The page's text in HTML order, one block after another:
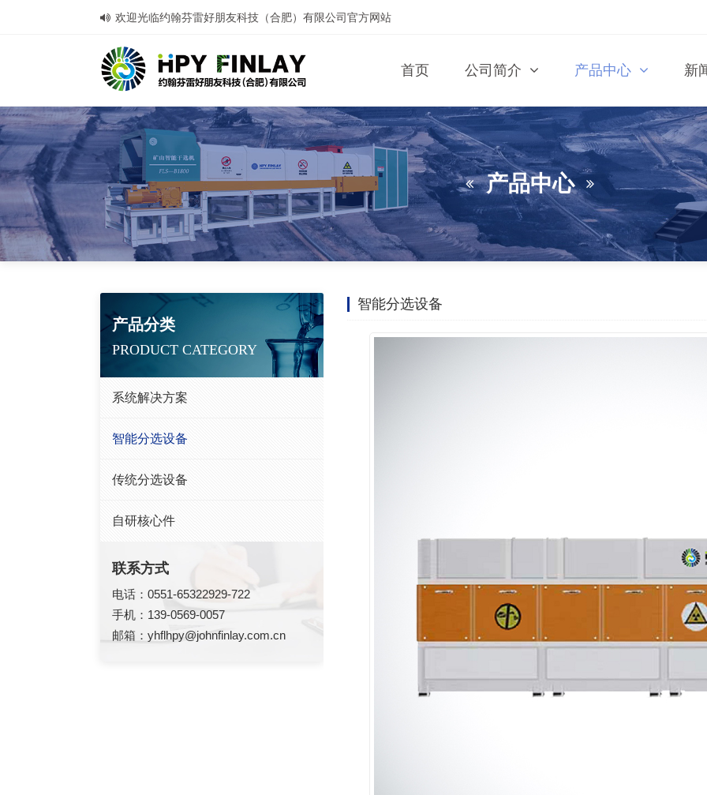
欢迎光临约翰芬雷好朋友科技（合肥）有限公司官方网站
首页 公司简介 产品中心 新
产品中心
产品分类
PRODUCT CATEGORY
系统解决方案
智能分选设备
传统分选设备
自研核心件
联系方式
电话：0551-65322929-722
手机：139-0569-0057
邮箱： yhflhpy@johnfinlay.com.cn
智能分选设备